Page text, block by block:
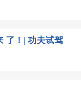
了！| 功夫试驾